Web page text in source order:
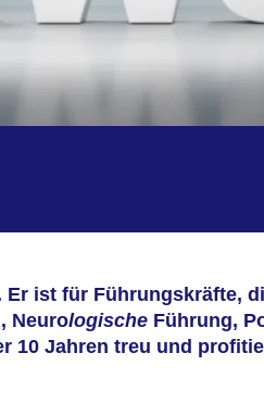
ist für
Neurologische Führung,
10 Jahren treu und